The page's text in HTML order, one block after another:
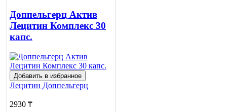
Доппельгерц Актив
Лецитин Комплекс 30
капс.
Добавить в избранное
Лецитин Доппельгерц
2930 ₸